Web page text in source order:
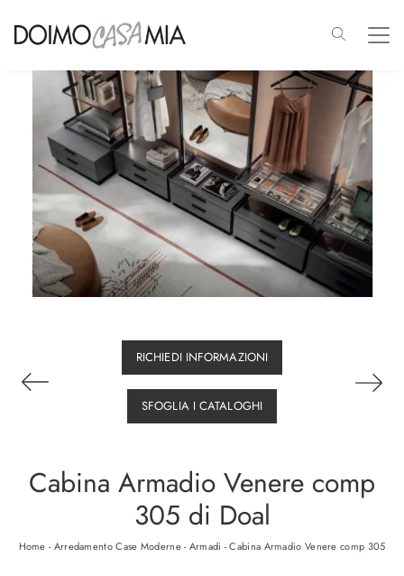
RICHIEDI INFORMAZIONI
SFOGLIA I CATALOGHI
Cabina Armadio Venere comp
305 di Doal
Home -Arredamento Case Moderne-Armadi -Cabina Armadio Venere comp 305